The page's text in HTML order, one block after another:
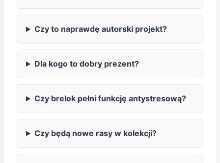
Czy to naprawdę autorski projekt?
Dla kogo to dobry prezent?
Czy brelok pełni funkcję antystresową?
Czy będą nowe rasy w kolekcji?